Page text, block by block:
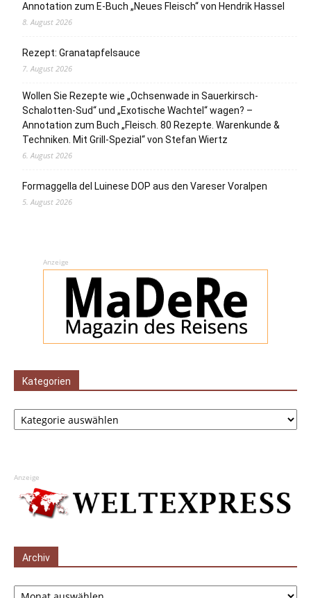
Annotation zum E-Buch „Neues Fleisch“ von Hendrik Hassel
8. August 2026
Rezept: Granatapfelsauce
7. August 2026
Wollen Sie Rezepte wie „Ochsenwade in Sauerkirsch-
Schalotten-Sud“ und „Exotische Wachtel“ wagen? –
Annotation zum Buch „Fleisch. 80 Rezepte. Warenkunde &
Techniken. Mit Grill-Spezial“ von Stefan Wiertz
6. August 2026
Formaggella del Luinese DOP aus den Vareser Voralpen
5. August 2026
Anzeige
Kategorien
Kategorien
Anzeige
Archiv
Archiv